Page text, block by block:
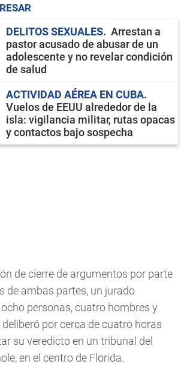
DELITOS SEXUALES
Arrestan a
pastor acusado de abusar de un
adolescente y no revelar condición
de salud
ACTIVIDAD AÉREA EN CUBA
Vuelos de EEUU alrededor de la
isla: vigilancia militar, rutas opacas
y contactos bajo sospecha
de cierre de argumentos por parte
de ambas partes, un jurado
personas, cuatro hombres y
por cerca de cuatro horas
su veredicto en un tribunal del
en el centro de Florida.